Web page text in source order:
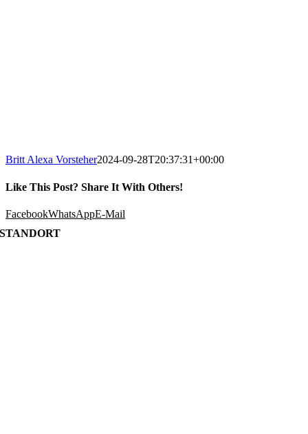
Britt Alexa Vorsteher2024-09-28T20:37:31+00:00
Like This Post? Share It With Others!
FacebookWhatsAppE-Mail
STANDORT